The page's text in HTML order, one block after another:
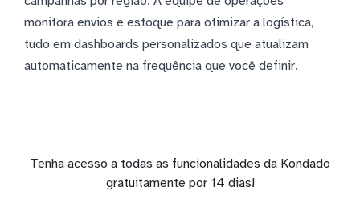
monitora envios e estoque para otimizar a logística,
tudo em dashboards personalizados que atualizam
automaticamente na frequência que você definir.
Tenha acesso a todas as funcionalidades da Kondado
gratuitamente por 14 dias!